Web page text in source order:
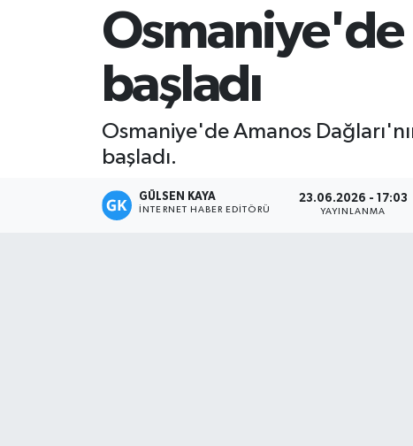
Osmaniye'de
başladı
Osmaniye'de Amanos
başladı.
GÜLSEN KAYA
İNTERNET HABER EDITÖRÜ
23.06.2026 - 17:03
YAYINLANMA
Magazin
Mersin Tarihi
Özel Haber
Politika